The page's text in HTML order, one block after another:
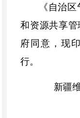
《自治
和资源共享
府同意，现
行。
新疆